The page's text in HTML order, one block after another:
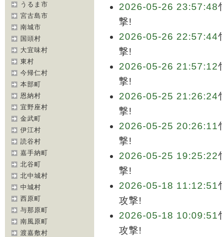
うるま市
宮古島市
南城市
国頭村
大宜味村
東村
今帰仁村
本部町
恩納村
宜野座村
金武町
伊江村
読谷村
嘉手納町
北谷町
北中城村
中城村
西原町
与那原町
南風原町
渡嘉敷村
2026-05-26 23:57:48
撃!
2026-05-26 22:57:44
撃!
2026-05-26 21:57:12
撃!
2026-05-25 21:26:24
撃!
2026-05-25 20:26:11
撃!
2026-05-25 19:25:22
撃!
2026-05-18 11:12:51
攻撃!
2026-05-18 10:09:51
攻撃!